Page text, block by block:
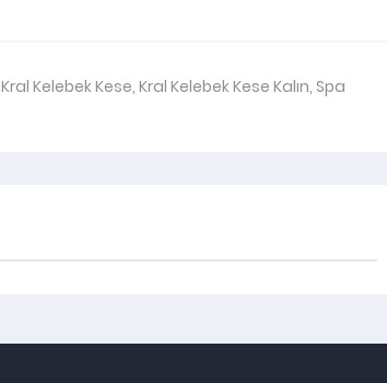
Kral Kelebek Kese, Kral Kelebek Kese Kalın, Spa